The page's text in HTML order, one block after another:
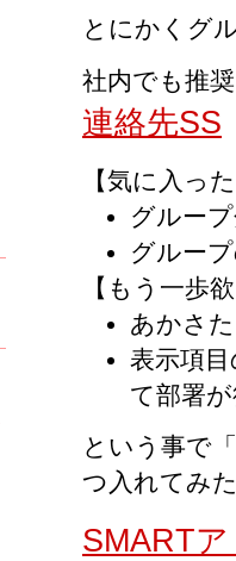
とにかくグ
社内でも推
連絡先SS
【気に入っ
グルー
グルー
【もう一歩
あかさ
表示項
て部署
という事で
つ入れてみ
SMART